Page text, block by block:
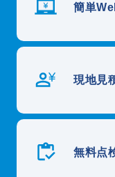
簡単
現地見
無料点